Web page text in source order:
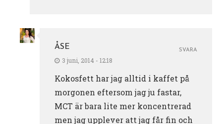
ÅSE
3 juni, 2014 - 12:18
Kokosfett har jag alltid i kaffet på
morgonen eftersom jag ju fastar,
MCT är bara lite mer koncentrerad
men jag upplever att jag får fin och
SVARA